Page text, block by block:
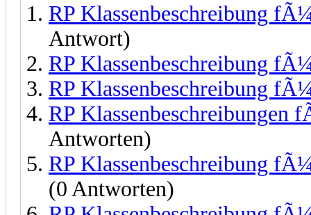
RP Klassenbeschreibung
Antwort)
RP Klassenbeschreibung
RP Klassenbeschreibung
RP
Antworten)
RP Klassenbeschreibung
(0 Antworten)